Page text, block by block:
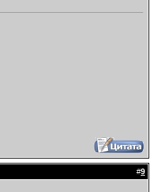
#9